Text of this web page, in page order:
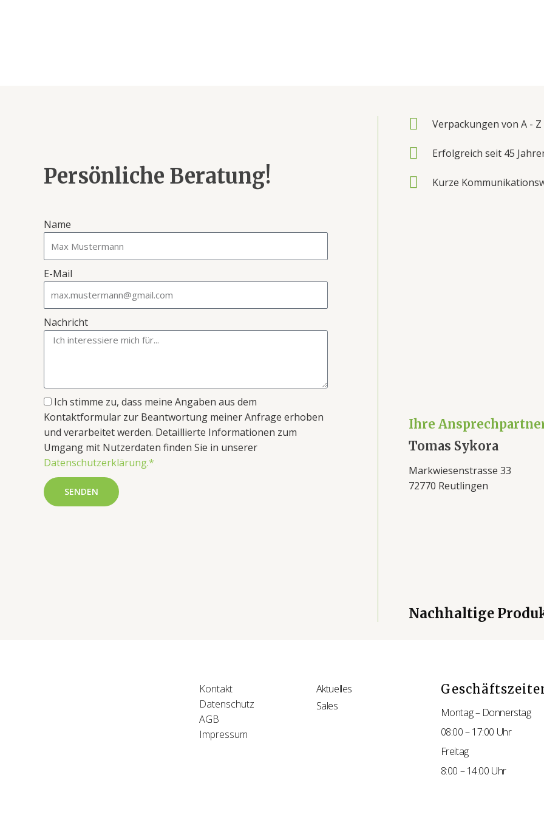
Persönliche Beratung!
Name
E-Mail
Nachricht
Ich stimme zu, dass meine Angaben aus dem
Kontaktformular zur Beantwortung meiner Anfrage erhoben
und verarbeitet werden. Detaillierte Informationen zum
Umgang mit Nutzerdaten finden Sie in unserer
Datenschutzerklärung.*
SENDEN
Verpackungen von A -
Erfolgreich seit 45
Kurze
Ihre
Tomas Sykora
Markwiesenstrasse 33
72770 Reutlingen
Nachhaltige
Kontakt
Datenschutz
AGB
Impressum
Aktuelles
Sales
Montag – Donnerstag
08:00 – 17:00 Uhr
Freitag
8:00 – 14:00 Uhr